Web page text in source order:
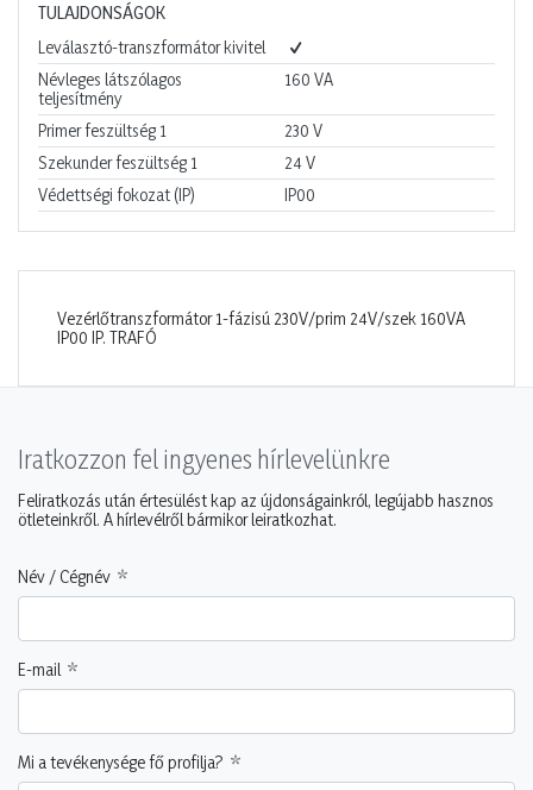
TULAJDONSÁGOK
Leválasztó-transzformátor kivitel
Névleges látszólagos
teljesítmény
160 VA
Primer feszültség 1 230 V
Szekunder feszültség 1
24V
Védettségi fokozat (IP)
IP00
Vezérlőtranszformátor 1-fázisú 230V/prim 24V/szek 160VA
IP00 IP. TRAFÓ
Iratkozzon fel ingyenes hírlevelünkre
Feliratkozás után értesülést kap az újdonságainkról, legújabb hasznos
ötleteinkről. A hírlevélről bármikor leiratkozhat.
Név / Cégnév
E-mail
Mi a tevékenysége fő profilja?